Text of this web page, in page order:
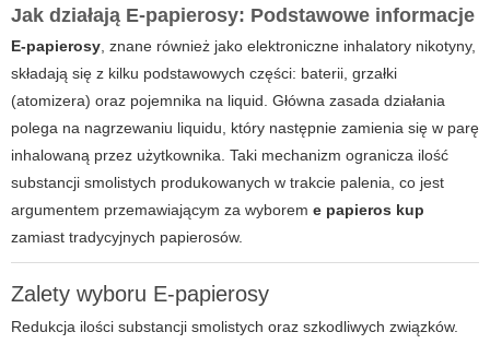
Jak działają E-papierosy: Podstawowe informacje
E-papierosy, znane również jako elektroniczne inhalatory nikotyny,
składają się z kilku podstawowych części: baterii, grzałki
(atomizera) oraz pojemnika na liquid. Główna zasada działania
polega na nagrzewaniu liquidu, który następnie zamienia się w parę
inhalowaną przez użytkownika. Taki mechanizm ogranicza ilość
substancji smolistych produkowanych w trakcie palenia, co jest
argumentem przemawiającym za wyborem e papieros kup
zamiast tradycyjnych papierosów.
Zalety wyboru E-papierosy
Redukcja ilości substancji smolistych oraz szkodliwych związków.